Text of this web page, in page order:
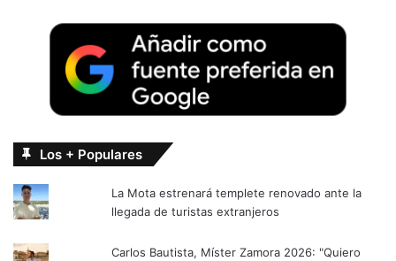
Los + Populares
La Mota estrenará templete renovado ante la
llegada de turistas extranjeros
Carlos Bautista, Míster Zamora 2026: "Quiero